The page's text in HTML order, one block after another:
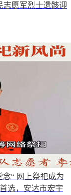
愿军烈士遗骸迎
念“ 网上祭祀成为
选，安达市宏宇